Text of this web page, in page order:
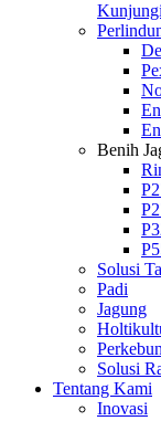
Benih
Solusi
Padi
Jagung
Solusi
Tentang Kami
Inovasi